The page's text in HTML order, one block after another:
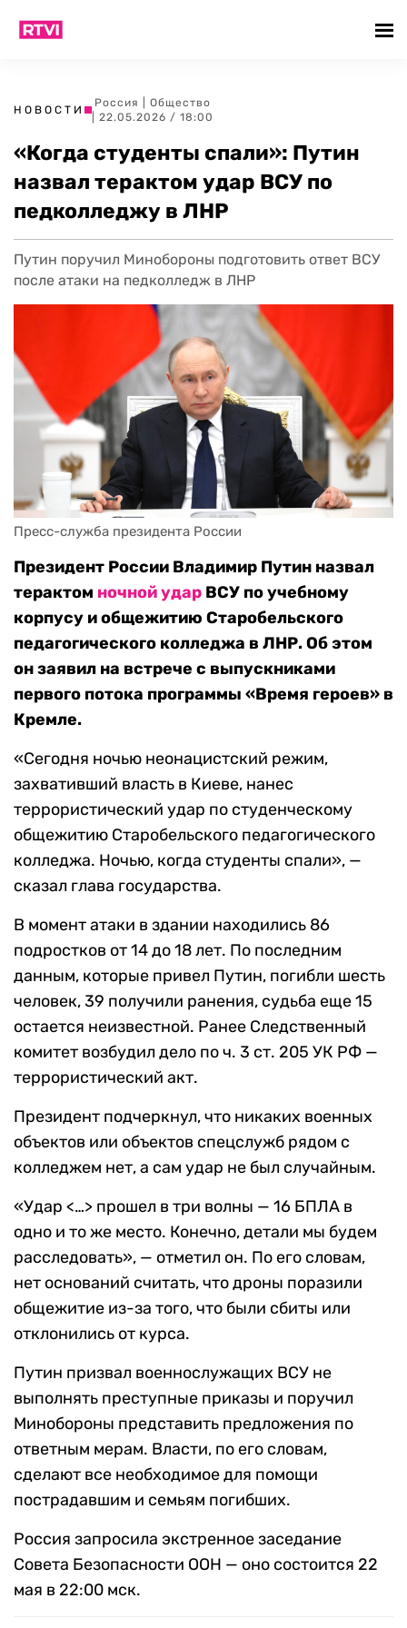
НОВОСТИ
Россия
Общество
| 22.05.2026 / 18:00
«Когда студенты спали»: Путин
назвал терактом удар ВСУ по
педколледжу в ЛНР
Путин поручил Минобороны подготовить ответ ВСУ
после атаки на педколледж в ЛНР
Пресс-служба президента России
Президент России Владимир Путин назвал
терактом ночной удар ВСУ по учебному
корпусу и общежитию Старобельского
педагогического колледжа в ЛНР. Об этом
он заявил на встрече с выпускниками
первого потока программы «Время героев» в
Кремле.
«Сегодня ночью неонацистский режим,
захвативший власть в Киеве, нанес
террористический удар по студенческому
общежитию Старобельского педагогического
колледжа. Ночью, когда студенты спали», —
сказал глава государства.
В момент атаки в здании находились 86
подростков от 14 до 18 лет. По последним
данным, которые привел Путин, погибли шесть
человек, 39 получили ранения, судьба еще 15
остается неизвестной. Ранее Следственный
комитет возбудил дело по ч. 3 ст. 205 УК РФ —
террористический акт.
Президент подчеркнул, что никаких военных
объектов или объектов спецслужб рядом с
колледжем нет, а сам удар не был случайным.
«Удар <…> прошел в три волны — 16 БПЛА в
одно и то же место. Конечно, детали мы будем
расследовать», — отметил он. По его словам,
нет оснований считать, что дроны поразили
общежитие из-за того, что были сбиты или
отклонились от курса.
Путин призвал военнослужащих ВСУ не
выполнять преступные приказы и поручил
Минобороны представить предложения по
ответным мерам. Власти, по его словам,
сделают все необходимое для помощи
пострадавшим и семьям погибших.
Россия запросила экстренное заседание
Совета Безопасности ООН — оно состоится 22
мая в 22:00 мск.